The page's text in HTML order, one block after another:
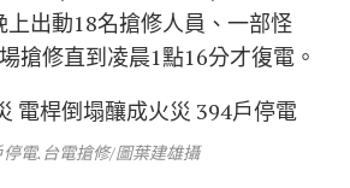
出動18名搶修人員、一部怪
搶修直到凌晨1點16分才復電。
停電.台電搶修/圖葉建雄攝